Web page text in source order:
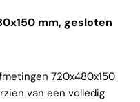
mm, gesloten
720x480x150
van een volledig